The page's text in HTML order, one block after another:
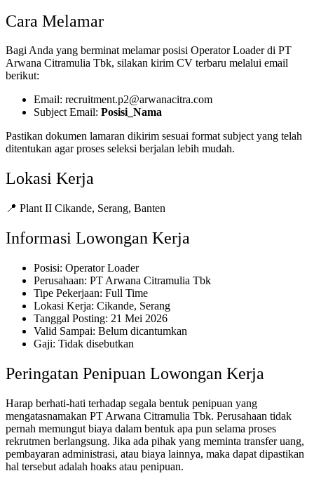
Cara Melamar
Bagi Anda yang berminat melamar posisi Operator Loader di PT
Arwana Citramulia Tbk, silakan kirim CV terbaru melalui email
berikut:
Email: recruitment.p2@arwanacitra.com
Subject Email: Posisi_Nama
Pastikan dokumen lamaran dikirim sesuai format subject yang telah
ditentukan agar proses seleksi berjalan lebih mudah.
Lokasi Kerja
📍 Plant II Cikande, Serang, Banten
Informasi Lowongan Kerja
Posisi: Operator Loader
Perusahaan: PT Arwana Citramulia Tbk
Tipe Pekerjaan: Full Time
Lokasi Kerja: Cikande, Serang
Tanggal Posting: 21 Mei 2026
Valid Sampai: Belum dicantumkan
Gaji: Tidak disebutkan
Peringatan Penipuan Lowongan Kerja
Harap berhati-hati terhadap segala bentuk penipuan yang
mengatasnamakan PT Arwana Citramulia Tbk. Perusahaan tidak
pernah memungut biaya dalam bentuk apa pun selama proses
rekrutmen berlangsung. Jika ada pihak yang meminta transfer uang,
pembayaran administrasi, atau biaya lainnya, maka dapat dipastikan
hal tersebut adalah hoaks atau penipuan.